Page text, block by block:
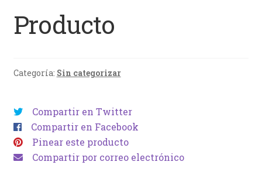
Producto
Categoría: Sin categorizar
Compartir en Twitter
Compartir en Facebook
Pinear este producto
Compartir por correo electrónico